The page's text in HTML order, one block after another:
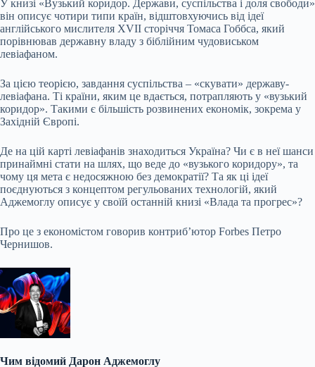
У книзі «Вузький коридор. Держави, суспільства і доля свободи»
він описує чотири типи країн, відштовхуючись від ідеї
англійського мислителя XVII сторіччя Томаса Гоббса, який
порівнював державну владу з біблійним чудовиськом
левіафаном.
За цією теорією, завдання суспільства – «скувати» державу-
левіафана. Ті країни, яким це вдається, потрапляють у «вузький
коридор». Такими є більшість розвинених економік, зокрема у
Західній Європі.
Де на цій карті левіафанів знаходиться Україна? Чи є в неї шанси
принаймні стати на шлях, що веде до «вузького коридору», та
чому ця мета є недосяжною без демократії? Та як ці ідеї
поєднуються з концептом регульованих технологій, який
Аджемоглу описує у своїй останній книзі «Влада та прогрес»?
Про це з економістом говорив контрибʼютор Forbes Петро
Чернишов.
Чим відомий Дарон Аджемоглу